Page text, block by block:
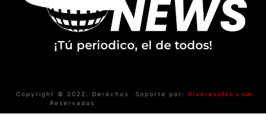
¡Tú periodico, el de todos!
Copyright © 2022. Derechos
Reservados
Soporte por: Riverasofts.com